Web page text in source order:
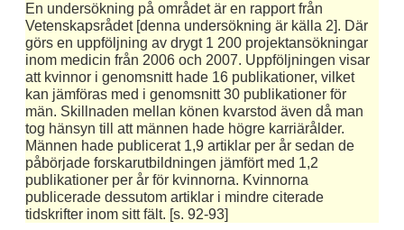
En undersökning på området är en rapport från
Vetenskapsrådet [denna undersökning är källa 2]. Där
görs en uppföljning av drygt 1 200 projektansökningar
inom medicin från 2006 och 2007. Uppföljningen visar
att kvinnor i genomsnitt hade 16 publikationer, vilket
kan jämföras med i genomsnitt 30 publikationer för
män. Skillnaden mellan könen kvarstod även då man
tog hänsyn till att männen hade högre karriärålder.
Männen hade publicerat 1,9 artiklar per år sedan de
påbörjade forskarutbildningen jämfört med 1,2
publikationer per år för kvinnorna. Kvinnorna
publicerade dessutom artiklar i mindre citerade
tidskrifter inom sitt fält. [s. 92-93]